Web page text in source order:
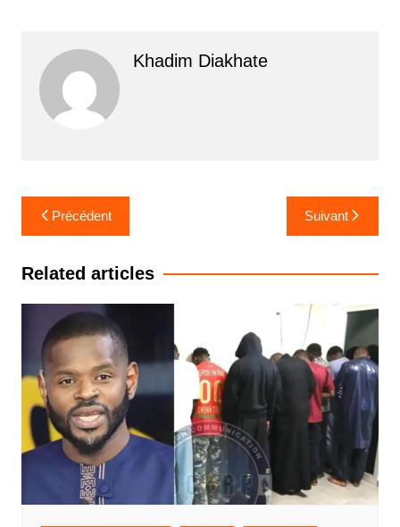
Khadim Diakhate
Navigation
de
l’article
Précédent Suivant
Related articles